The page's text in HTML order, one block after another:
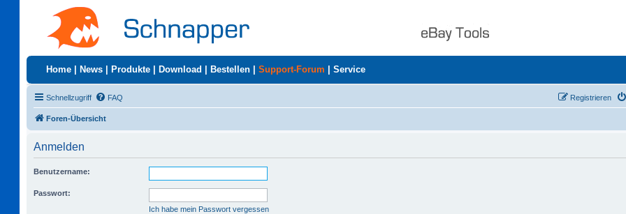
Home News Produkte Download Bestellen Support-Forum Service
Schnellzugriff FAQ Registrieren
Foren-Übersicht
Anmelden
Benutzername:
Passwort:
Ich habe mein Passwort vergessen